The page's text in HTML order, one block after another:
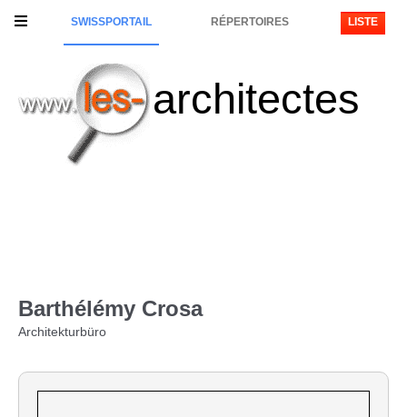
SWISSPORTAIL RÉPERTOIRES LISTE
architectes
Barthélémy Crosa
Architekturbüro